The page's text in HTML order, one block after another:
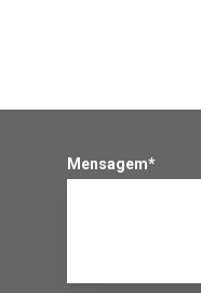
Mensagem*